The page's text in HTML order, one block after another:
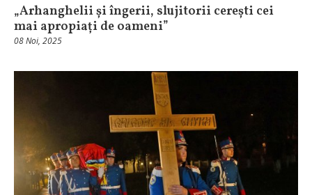
„Arhanghelii și îngerii, slujitorii cerești cei
mai apropiați de oameni”
08 Noi, 2025